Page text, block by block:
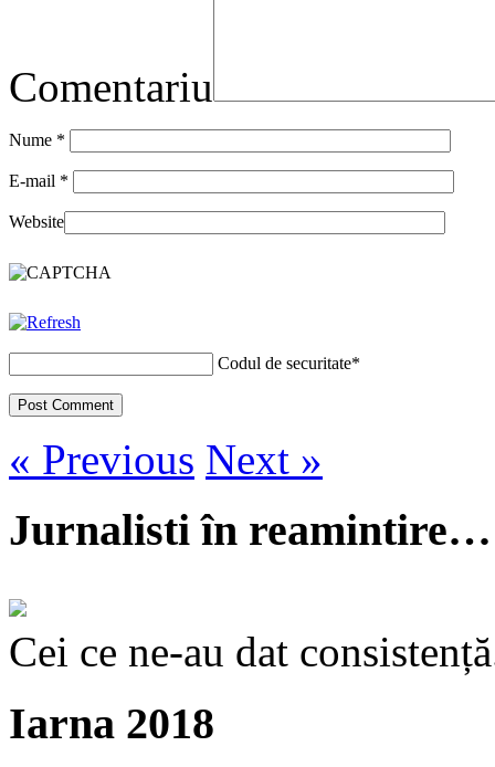
Comentariu
Nume *
E-mail *
Website
Codul de securitate*
« Previous Next »
Jurnalisti în reamintire…
Cei ce ne-au dat
Iarna 2018